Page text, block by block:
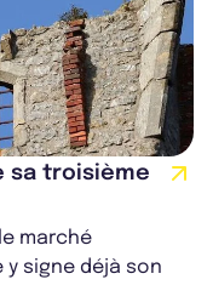
sa troisième
marché
y signe déjà son